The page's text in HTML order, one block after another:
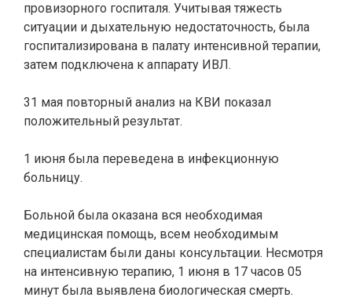
провизорного госпиталя. Учитывая тяжесть
ситуации и дыхательную недостаточность, была
госпитализирована в палату интенсивной терапии,
затем подключена к аппарату ИВЛ.
31 мая повторный анализ на КВИ показал
положительный результат.
1 июня была переведена в инфекционную
больницу.
Больной была оказана вся необходимая
медицинская помощь, всем необходимым
специалистам были даны консультации. Несмотря
на интенсивную терапию, 1 июня в 17 часов 05
минут была выявлена биологическая смерть.